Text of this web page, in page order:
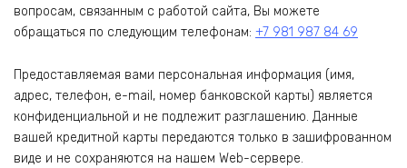
вопросам, связанным с работой сайта, Вы можете
обращаться по следующим телефонам: +7 981 987 84 69
Предоставляемая вами персональная информация (имя,
адрес, телефон, e-mail, номер банковской карты) является
конфиденциальной и не подлежит разглашению. Данные
вашей кредитной карты передаются только в зашифрованном
виде и не сохраняются на нашем Web-сервере.